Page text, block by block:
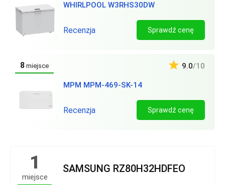
WHIRLPOOL W3RHS30DW
Recenzja Sprawdź cenę
8 miejsce
MPM MPM-469-SK-14
9.0/10
Recenzja Sprawdź cenę
1
miejsce
SAMSUNG RZ80H32HDFEO